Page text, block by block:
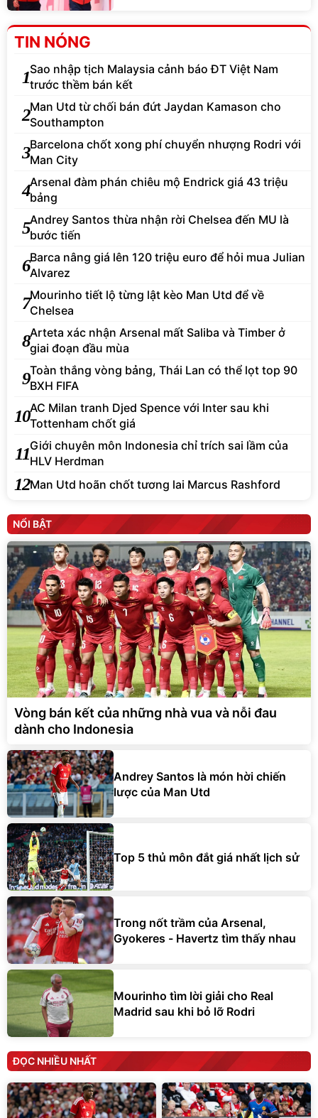
TIN NÓNG
1Sao nhập tịch Malaysia cảnh báo ĐT Việt Nam
trước thềm bán kết
2Man Utd từ chối bán đứt Jaydan Kamason cho
Southampton
3Barcelona chốt xong phí chuyển nhượng Rodri với
Man City
4Arsenal đàm phán chiêu mộ Endrick giá 43 triệu
bảng
5Andrey Santos thừa nhận rời Chelsea đến MU là
bước tiến
6Barca nâng giá lên 120 triệu euro để hỏi mua Julian
Alvarez
7Mourinho tiết lộ từng lật kèo Man Utd để về
Chelsea
8Arteta xác nhận Arsenal mất Saliba và Timber ở
giai đoạn đầu mùa
9Toàn thắng vòng bảng, Thái Lan có thể lọt top 90
BXH FIFA
10AC Milan tranh Djed Spence với Inter sau khi
Tottenham chốt giá
11Giới chuyên môn Indonesia chỉ trích sai lầm của
HLV Herdman
12Man Utd hoãn chốt tương lai Marcus Rashford
NỔI BẬT
Vòng bán kết của những nhà vua và nỗi đau
dành cho Indonesia
Andrey Santos là món hời chiến
lược của Man Utd
Top 5 thủ môn đắt giá nhất lịch sử
Trong nốt trầm của Arsenal,
Gyokeres - Havertz tìm thấy nhau
Mourinho tìm lời giải cho Real
Madrid sau khi bỏ lỡ Rodri
ĐỌC NHIỀU NHẤT